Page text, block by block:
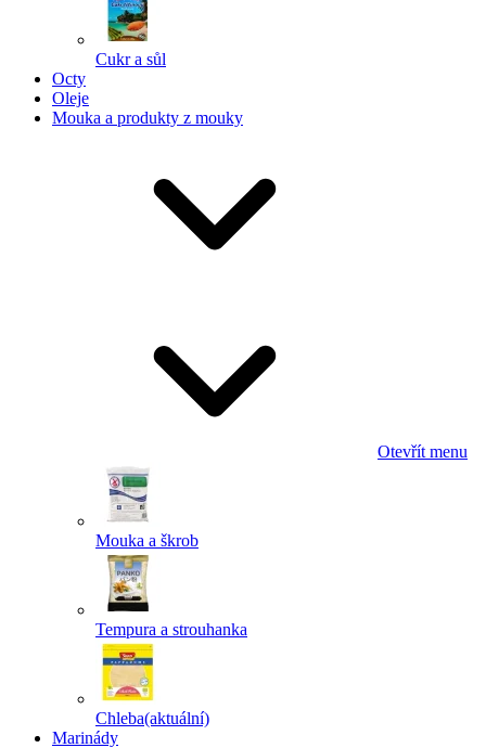
Cukr a sůl
Octy
Oleje
Mouka a produkty z mouky
Otevřít menu
Mouka a škrob
Tempura a strouhanka
Chleba(aktuální)
Marinády
Powered by chaterimo